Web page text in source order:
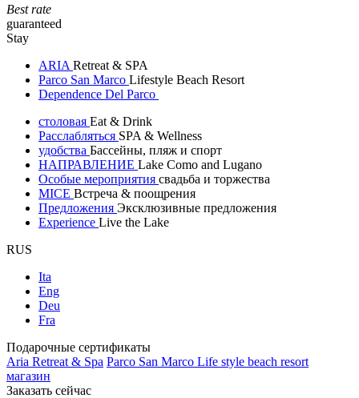
Best rate
guaranteed
Stay
ARIA Retreat & SPA
Parco San Marco Lifestyle Beach Resort
Dependence Del Parco
столовая Eat & Drink
Расслабляться SPA & Wellness
удобства Бассейны, пляж и спорт
НАПРАВЛЕНИЕ Lake Como and Lugano
Особые мероприятия свадьба и торжества
MICE Встреча & поощрения
Предложения Эксклюзивные предложения
Experience Live the Lake
RUS
Ita
Eng
Deu
Fra
Подарочные сертификаты
Aria Retreat & Spa Parco San Marco Life style beach resort
магазин
Заказать сейчас